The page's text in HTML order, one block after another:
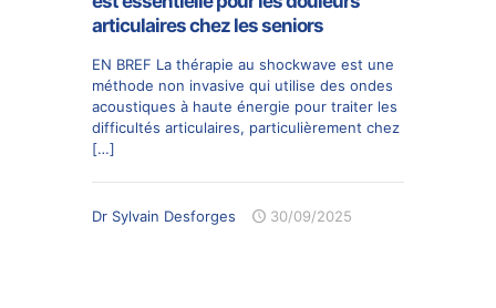
articulaires chez les seniors
EN BREF La thérapie au shockwave est une
méthode non invasive qui utilise des ondes
acoustiques à haute énergie pour traiter les
difficultés articulaires, particulièrement chez
[…]
Dr Sylvain Desforges 30/09/2025